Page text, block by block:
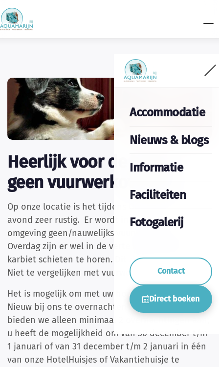
Accommodatie
Nieuws & blogs
Informatie
Faciliteiten
Fotogalerij
Contact
Direct boeken
Heerlijk voor de hond;
geen vuurwerkoverlast
Op onze locatie is het tijdens Oudejaarsdag- en
avond zeer rustig. Er wordt in de directe
omgeving geen/nauwelijks vuurwerk afgestoken.
Overdag zijn er wel in de verte knallen van het
karbiet schieten te horen. Dit zijn doffe klappen.
Niet te vergelijken met vuurwerk.
Het is mogelijk om met uw hond tijdens Oud &
Nieuw bij ons te overnachten . In deze periode
bieden we alleen minimaal 2 overnachtingen aan;
u heeft de mogelijkheid om van 30 december t/m
1 januari of van 31 december t/m 2 januari in één
van onze HotelHuisjes of Vakantiehuisje te